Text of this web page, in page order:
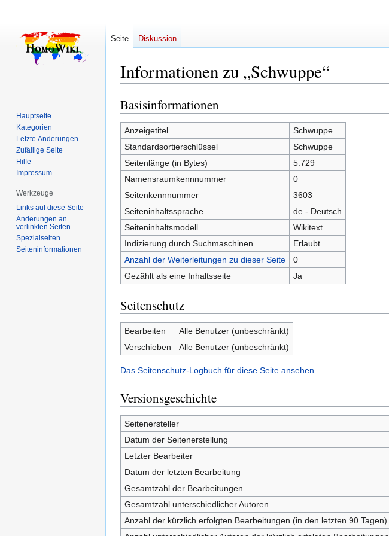
Informationen zu „Schwuppe“
Zur
Navigation
springen
Zur
Suche
springen
Basisinformationen
Anzeigetitel
Schwuppe
Standardsortierschlüssel
Schwuppe
Seitenlänge (in Bytes)
5.729
Namensraumkennnummer
0
Seitenkennnummer
3603
Seiteninhaltssprache
de - Deutsch
Seiteninhaltsmodell
Wikitext
Indizierung durch Suchmaschinen
Erlaubt
Anzahl der Weiterleitungen zu dieser Seite
0
Gezählt als eine Inhaltsseite
Ja
Seitenschutz
Bearbeiten
Alle Benutzer (unbeschränkt)
Verschieben
Alle Benutzer (unbeschränkt)
Das Seitenschutz-Logbuch für diese Seite ansehen.
Versionsgeschichte
Seitenersteller
Datum der Seitenerstellung
Letzter Bearbeiter
Datum der letzten Bearbeitung
Gesamtzahl der Bearbeitungen
Gesamtzahl unterschiedlicher Autoren
Anzahl der kürzlich erfolgten Bearbeitungen (in den letzten 90 Tagen)
Seite Diskussion
Hauptseite
Kategorien
Letzte Änderungen
Zufällige Seite
Hilfe
Impressum
Werkzeuge
Links auf diese Seite
Änderungen an
verlinkten Seiten
Spezialseiten
Seiten­­informationen